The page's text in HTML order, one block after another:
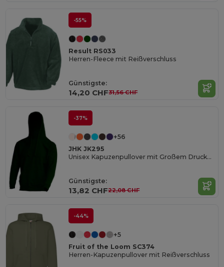
-55%
Result RS033
Herren-Fleece mit Reißverschluss
Günstigste:
14,20 CHF31,56 CHF
-37%
+56
JHK JK295
Unisex Kapuzenpullover mit Großem Druckbereich
Günstigste:
13,82 CHF22,08 CHF
-44%
+5
Fruit of the Loom SC374
Herren-Kapuzenpullover mit Reißverschluss